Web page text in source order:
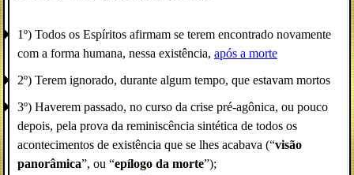
1º) Todos os Espíritos afirmam se terem encontrado novamente
com a forma humana, nessa existência, após a morte
2º) Terem ignorado, durante algum tempo, que estavam mortos
3º) Haverem passado, no curso da crise pré-agônica, ou pouco
depois, pela prova da reminiscência sintética de todos os
acontecimentos de existência que se lhes acabava (“visão
panorâmica”, ou “epílogo da morte”);